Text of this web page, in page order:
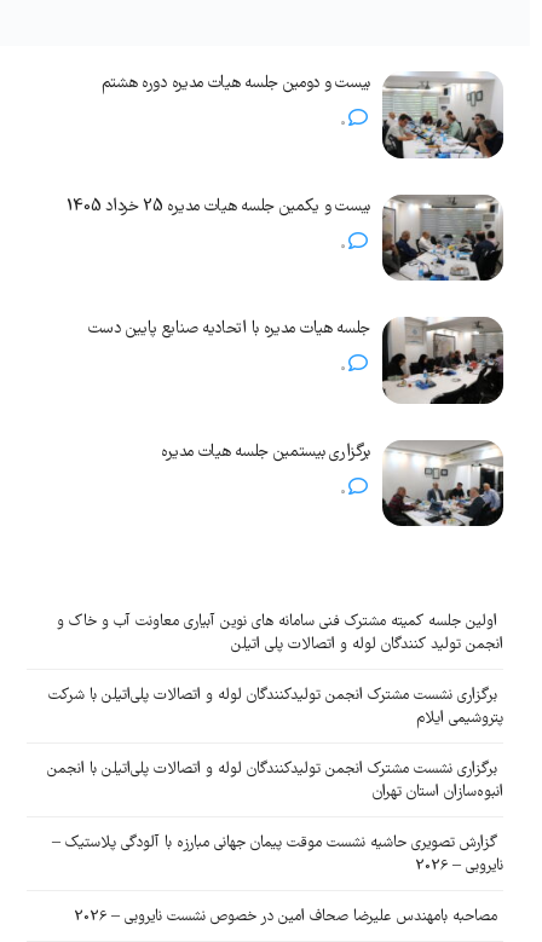
بیست و دومین جلسه هیات مدیره دوره هشتم
0
بیست و یکمین جلسه هیات مدیره 25 خرداد 1405
0
جلسه هیات مدیره با اتحادیه صنایع پایین دست
0
برگزاری بیستمین جلسه هیات مدیره
0
اولین جلسه کمیته مشترک فنی سامانه های نوین آبیاری معاونت آب و خاک و
انجمن تولید کنندگان لوله و اتصالات پلی اتیلن
برگزاری نشست مشترک انجمن تولیدکنندگان لوله و اتصالات پلی‌اتیلن با شرکت
پتروشیمی ایلام
برگزاری نشست مشترک انجمن تولیدکنندگان لوله و اتصالات پلی‌اتیلن با انجمن
انبوه‌سازان استان تهران
گزارش تصویری حاشیه نشست موقت پیمان جهانی مبارزه با آلودگی پلاستیک –
نایروبی – 2026
مصاحبه بامهندس علیرضا صحاف امین در خصوص نشست نایروبی – 2026